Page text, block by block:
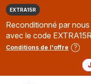
EXTRA15R
Reconditionné par
avec le code
Conditions de l'offre